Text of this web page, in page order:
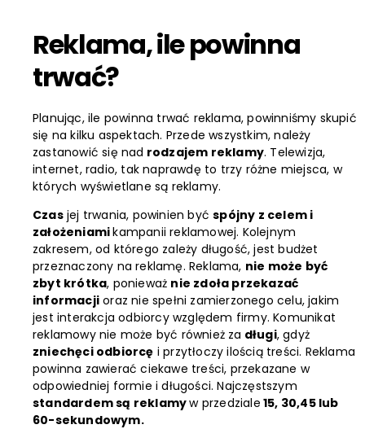
Reklama, ile powinna
trwać?
Planując, ile powinna trwać reklama, powinniśmy skupić
się na kilku aspektach. Przede wszystkim, należy
zastanowić się nad rodzajem reklamy. Telewizja,
internet, radio, tak naprawdę to trzy różne miejsca, w
których wyświetlane są reklamy.
Czasjej trwania, powinien byćspójny z celem i
założeniamikampanii reklamowej. Kolejnym
zakresem, od którego zależy długość, jest budżet
przeznaczony na reklamę. Reklama, nie może być
zbyt krótka, ponieważ nie zdoła przekazać
informacji oraz nie spełni zamierzonego celu, jakim
jest interakcja odbiorcy względem firmy. Komunikat
reklamowy nie może być również za długi, gdyż
zniechęci odbiorcę i przytłoczy ilością treści. Reklama
powinna zawierać ciekawe treści, przekazane w
odpowiedniej formie i długości. Najczęstszym
standardem są reklamyw przedziale 15, 30,45 lub
60-sekundowym.